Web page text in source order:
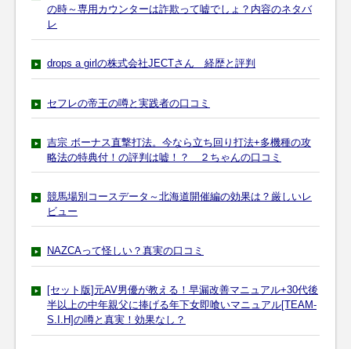
の時～専用カウンターは詐欺って嘘でしょ？内容のネタバ
レ
drops a girlの株式会社JECTさん 経歴と評判
セフレの帝王の噂と実践者の口コミ
吉宗 ボーナス直撃打法。今なら立ち回り打法+多機種の攻
略法の特典付！の評判は嘘！？ ２ちゃんの口コミ
競馬場別コースデータ～北海道開催編の効果は？厳しいレ
ビュー
NAZCAって怪しい？真実の口コミ
[セット版]元AV男優が教える！早漏改善マニュアル+30代後
半以上の中年親父に捧げる年下女即喰いマニュアル[TEAM-
S.I.H]の噂と真実！効果なし？